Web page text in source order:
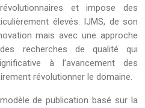
et impose des
élevés. IJMS, de son
mais avec une approche
recherches de qualité qui
à l’avancement des
révolutionner le domaine.
de publication basé sur la